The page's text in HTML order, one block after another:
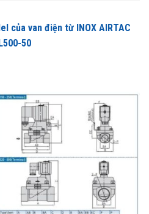
của van điện từ INOX AIRTAC
50